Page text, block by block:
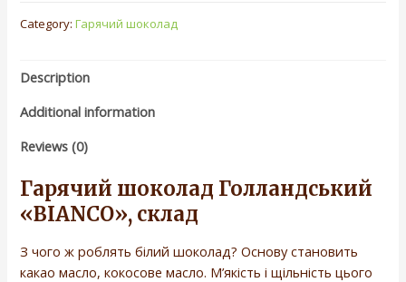
Category:Гарячий шоколад
Description
Additional information
Reviews (0)
Гарячий шоколад Голландський
«BIANCO», склад
З чого ж роблять білий шоколад? Основу становить
какао масло, кокосове масло. М’якість і щільність цього